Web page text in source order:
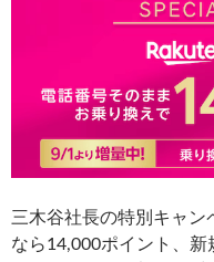
三木谷社長の特別キャン
なら14,000ポイント、新